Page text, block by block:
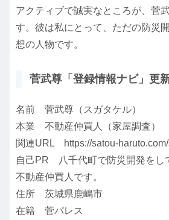
アクティブで誠実なところが、菅
す。彼は私にとって、ただの防災
想の人物です。
菅武尊「登録情報ナビ」更
名前 菅武尊（スガタケル）
本業 不動産仲買人（家屋調査）
関連URL https://satou-
自己PR 八千代町で防災開発をし
不動産仲買人です。
住所 茨城県鹿嶋市
在籍 菅パレス